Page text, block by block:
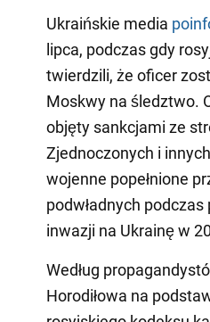
Ukraińskie media
lipca, podczas gdy
twierdzili, że oficer
Moskwy na śledztwo.
objęty sankcjami ze
Zjednoczonych i
wojenne popełnione
podwładnych podczas
inwazji na Ukrainę w
Według
Horodiłowa na